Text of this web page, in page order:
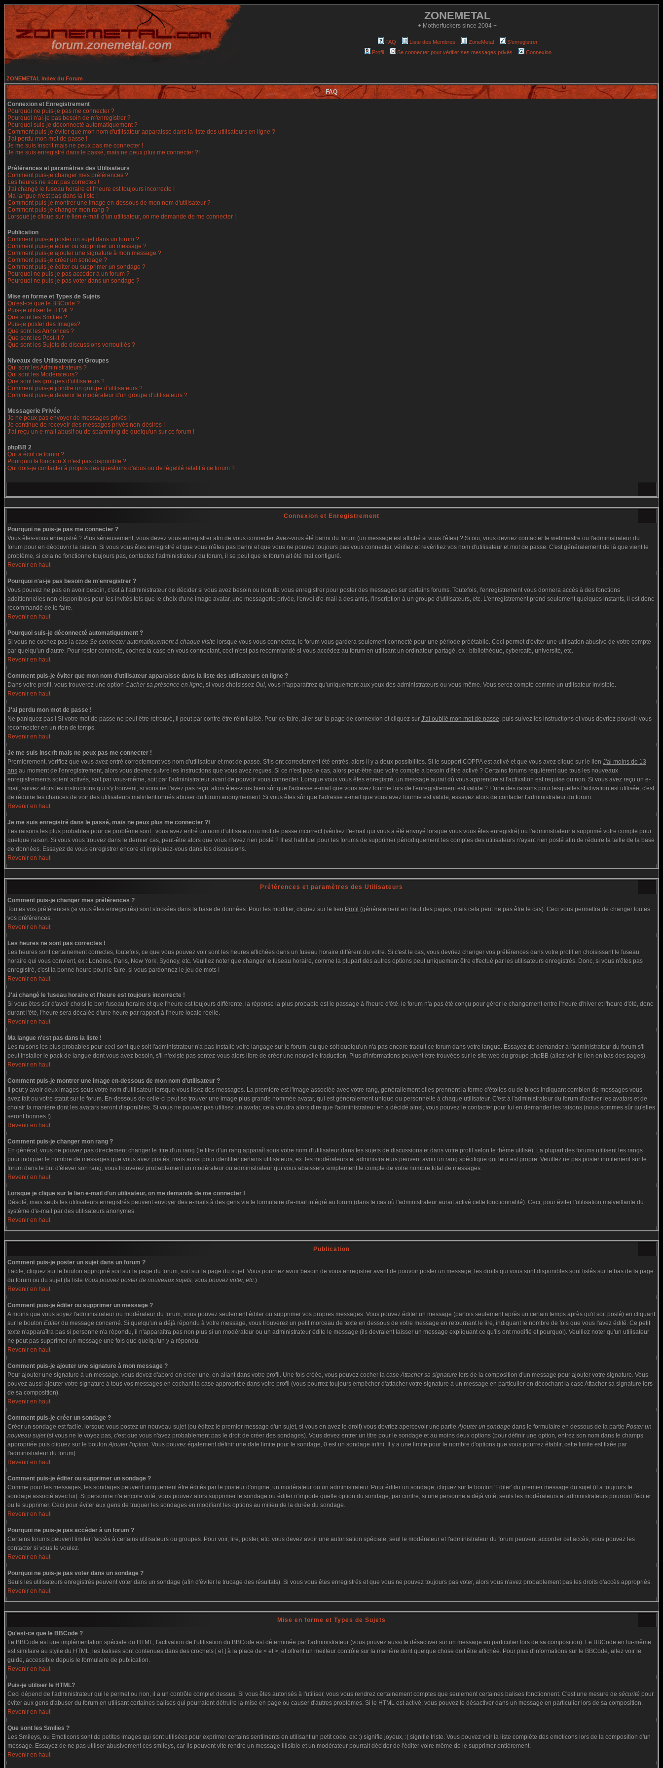
ZONEMETAL
+ Motherfuckers since 2004 +
FAQ Liste des Membres ZoneMetal
S'enregistrer
Profil
Se connecter pour vérifier ses messages privés Connexion
ZONEMETAL Index du Forum
FAQ
Connexion et Enregistrement
Pourquoi ne puis-je pas me connecter ?
Pourquoi n'ai-je pas besoin de m'enregistrer ?
Pourquoi suis-je déconnecté automatiquement ?
Comment puis-je éviter que mon nom d'utilisateur apparaisse dans la liste des utilisateurs en ligne ?
J'ai perdu mon mot de passe !
Je me suis inscrit mais ne peux pas me connecter !
Je me suis enregistré dans le passé, mais ne peux plus me connecter ?!
Préférences et paramètres des Utilisateurs
Comment puis-je changer mes préférences ?
Les heures ne sont pas correctes !
J'ai changé le fuseau horaire et l'heure est toujours incorrecte !
Ma langue n'est pas dans la liste !
Comment puis-je montrer une image en-dessous de mon nom d'utilisateur ?
Comment puis-je changer mon rang ?
Lorsque je clique sur le lien e-mail d'un utilisateur, on me demande de me connecter !
Publication
Comment puis-je poster un sujet dans un forum ?
Comment puis-je éditer ou supprimer un message ?
Comment puis-je ajouter une signature à mon message ?
Comment puis-je créer un sondage ?
Comment puis-je éditer ou supprimer un sondage ?
Pourquoi ne puis-je pas accéder à un forum ?
Pourquoi ne puis-je pas voter dans un sondage ?
Mise en forme et Types de Sujets
Qu'est-ce que le BBCode ?
Puis-je utiliser le HTML?
Que sont les Smilies ?
Puis-je poster des Images?
Que sont les Annonces ?
Que sont les Post-it ?
Que sont les Sujets de discussions verrouillés ?
Niveaux des Utilisateurs et Groupes
Qui sont les Administrateurs ?
Qui sont les Modérateurs?
Que sont les groupes d'utilisateurs ?
Comment puis-je joindre un groupe d'utilisateurs ?
Comment puis-je devenir le modérateur d'un groupe d'utilisateurs ?
Messagerie Privée
Je ne peux pas envoyer de messages privés !
Je continue de recevoir des messages privés non-désirés !
J'ai reçu un e-mail abusif ou de spamming de quelqu'un sur ce forum !
phpBB 2
Qui a écrit ce forum ?
Pourquoi la fonction X n'est pas disponible ?
Qui dois-je contacter à propos des questions d'abus ou de légalité relatif à ce forum ?
Connexion et Enregistrement
Pourquoi ne puis-je pas me connecter ?
Vous êtes-vous enregistré ? Plus sérieusement, vous devez vous enregistrer afin de vous connecter. Avez-vous été banni du forum (un message est affiché si vous l'êtes) ? Si oui, vous devriez contacter le webmestre ou l'administrateur du
forum pour en découvrir la raison. Si vous vous êtes enregistré et que vous n'êtes pas banni et que vous ne pouvez toujours pas vous connecter, vérifiez et revérifiez vos nom d'utilisateur et mot de passe. C'est généralement de là que vient le
problème, si cela ne fonctionne toujours pas, contactez l'administrateur du forum, il se peut que le forum ait été mal configuré.
Revenir en haut
Pourquoi n'ai-je pas besoin de m'enregistrer ?
Vous pouvez ne pas en avoir besoin, c'est à l'administrateur de décider si vous avez besoin ou non de vous enregistrer pour poster des messages sur certains forums. Toutefois, l'enregistrement vous donnera accès à des fonctions
additionnelles non-disponibles pour les invités tels que le choix d'une image avatar, une messagerie privée, l'envoi d'e-mail à des amis, l'inscription à un groupe d'utilisateurs, etc. L'enregistrement prend seulement quelques instants, il est donc
recommandé de le faire.
Revenir en haut
Pourquoi suis-je déconnecté automatiquement ?
Si vous ne cochez pas la case Se connecter automatiquement à chaque visite lorsque vous vous connectez, le forum vous gardera seulement connecté pour une période préétablie. Ceci permet d'éviter une utilisation abusive de votre compte
par quelqu'un d'autre. Pour rester connecté, cochez la case en vous connectant, ceci n'est pas recommandé si vous accédez au forum en utilisant un ordinateur partagé, ex : bibliothèque, cybercafé, université, etc.
Revenir en haut
Comment puis-je éviter que mon nom d'utilisateur apparaisse dans la liste des utilisateurs en ligne ?
Dans votre profil, vous trouverez une option Cacher sa présence en ligne, si vous choisissez Oui, vous n'apparaîtrez qu'uniquement aux yeux des administrateurs ou vous-même. Vous serez compté comme un utilisateur invisible.
Revenir en haut
J'ai perdu mon mot de passe !
Ne paniquez pas ! Si votre mot de passe ne peut être retrouvé, il peut par contre être réinitialisé. Pour ce faire, aller sur la page de connexion et cliquez sur J'ai oublié mon mot de passe, puis suivez les instructions et vous devriez pouvoir vous
reconnecter en un rien de temps.
Revenir en haut
Je me suis inscrit mais ne peux pas me connecter !
Premièrement, vérifiez que vous avez entré correctement vos nom d'utilisateur et mot de passe. S'ils ont correctement été entrés, alors il y a deux possibilités. Si le support COPPA est activé et que vous avez cliqué sur le lien J'ai moins de 13
ans au moment de l'enregistrement, alors vous devrez suivre les instructions que vous avez reçues. Si ce n'est pas le cas, alors peut-être que votre compte a besoin d'être activé ? Certains forums requièrent que tous les nouveaux
enregistrements soient activés, soit par vous-même, soit par l'administrateur avant de pouvoir vous connecter. Lorsque vous vous êtes enregistré, un message aurait dû vous apprendre si l'activation est requise ou non. Si vous avez reçu un e-
mail, suivez alors les instructions qui s'y trouvent, si vous ne l'avez pas reçu, alors êtes-vous bien sûr que l'adresse e-mail que vous avez fournie lors de l'enregistrement est valide ? L'une des raisons pour lesquelles l'activation est utilisée, c'est
de réduire les chances de voir des utilisateurs malintentionnés abuser du forum anonymement. Si vous êtes sûr que l'adresse e-mail que vous avez fournie est valide, essayez alors de contacter l'administrateur du forum.
Revenir en haut
Je me suis enregistré dans le passé, mais ne peux plus me connecter ?!
Les raisons les plus probables pour ce problème sont : vous avez entré un nom d'utilisateur ou mot de passe incorrect (vérifiez l'e-mail qui vous a été envoyé lorsque vous vous êtes enregistré) ou l'administrateur a supprimé votre compte pour
quelque raison. Si vous vous trouvez dans le dernier cas, peut-être alors que vous n'avez rien posté ? Il est habituel pour les forums de supprimer périodiquement les comptes des utilisateurs n'ayant rien posté afin de réduire la taille de la base
de données. Essayez de vous enregistrer encore et impliquez-vous dans les discussions.
Revenir en haut
Préférences et paramètres des Utilisateurs
Comment puis-je changer mes préférences ?
Toutes vos préférences (si vous êtes enregistrés) sont stockées dans la base de données. Pour les modifier, cliquez sur le lien Profil (généralement en haut des pages, mais cela peut ne pas être le cas). Ceci vous permettra de changer toutes
vos préférences.
Revenir en haut
Les heures ne sont pas correctes !
Les heures sont certainement correctes, toutefois, ce que vous pouvez voir sont les heures affichées dans un fuseau horaire différent du votre. Si c'est le cas, vous devriez changer vos préférences dans votre profil en choisissant le fuseau
horaire qui vous convient, ex : Londres, Paris, New York, Sydney, etc. Veuillez noter que changer le fuseau horaire, comme la plupart des autres options peut uniquement être effectué par les utilisateurs enregistrés. Donc, si vous n'êtes pas
enregistré, c'est la bonne heure pour le faire, si vous pardonnez le jeu de mots !
Revenir en haut
J'ai changé le fuseau horaire et l'heure est toujours incorrecte !
Si vous êtes sûr d'avoir choisi le bon fuseau horaire et que l'heure est toujours différente, la réponse la plus probable est le passage à l'heure d'été. le forum n'a pas été conçu pour gérer le changement entre l'heure d'hiver et l'heure d'été, donc
durant l'été, l'heure sera décalée d'une heure par rapport à l'heure locale réelle.
Revenir en haut
Ma langue n'est pas dans la liste !
Les raisons les plus probables pour ceci sont que soit l'administrateur n'a pas installé votre langage sur le forum, ou que soit quelqu'un n'a pas encore traduit ce forum dans votre langue. Essayez de demander à l'administrateur du forum s'il
peut installer le pack de langue dont vous avez besoin, s'il n'existe pas sentez-vous alors libre de créer une nouvelle traduction. Plus d'informations peuvent être trouvées sur le site web du groupe phpBB (allez voir le lien en bas des pages).
Revenir en haut
Comment puis-je montrer une image en-dessous de mon nom d'utilisateur ?
Il peut y avoir deux images sous votre nom d'utilisateur lorsque vous lisez des messages. La première est l'image associée avec votre rang, générallement elles prennent la forme d'étoiles ou de blocs indiquant combien de messages vous
avez fait ou votre statut sur le forum. En-dessous de celle-ci peut se trouver une image plus grande nommée avatar, qui est généralement unique ou personnelle à chaque utilisateur. C'est à l'administrateur du forum d'activer les avatars et de
choisir la manière dont les avatars seront disponibles. Si vous ne pouvez pas utilisez un avatar, cela voudra alors dire que l'administrateur en a décidé ainsi, vous pouvez le contacter pour lui en demander les raisons (nous sommes sûr qu'elles
seront bonnes !).
Revenir en haut
Comment puis-je changer mon rang ?
En général, vous ne pouvez pas directement changer le titre d'un rang (le titre d'un rang apparaît sous votre nom d'utilisateur dans les sujets de discussions et dans votre profil selon le thème utilisé). La plupart des forums utilisent les rangs
pour indiquer le nombre de messages que vous avez postés, mais aussi pour identifier certains utilisateurs, ex: les modérateurs et administrateurs peuvent avoir un rang spécifique qui leur est propre. Veuillez ne pas poster inutilement sur le
forum dans le but d'élever son rang, vous trouverez probablement un modérateur ou administrateur qui vous abaissera simplement le compte de votre nombre total de messages.
Revenir en haut
Lorsque je clique sur le lien e-mail d'un utilisateur, on me demande de me connecter !
Désolé, mais seuls les utilisateurs enregistrés peuvent envoyer des e-mails à des gens via le formulaire d'e-mail intégré au forum (dans le cas où l'administrateur aurait activé cette fonctionnalité). Ceci, pour éviter l'utilisation malveillante du
système d'e-mail par des utilisateurs anonymes.
Revenir en haut
Publication
Comment puis-je poster un sujet dans un forum ?
Facile, cliquez sur le bouton approprié soit sur la page du forum, soit sur la page du sujet. Vous pourriez avoir besoin de vous enregistrer avant de pouvoir poster un message, les droits qui vous sont disponibles sont listés sur le bas de la page
du forum ou du sujet (la liste Vous pouvez poster de nouveaux sujets, vous pouvez voter, etc.)
Revenir en haut
Comment puis-je éditer ou supprimer un message ?
A moins que vous soyez l'administrateur ou modérateur du forum, vous pouvez seulement éditer ou supprimer vos propres messages. Vous pouvez éditer un message (parfois seulement après un certain temps après qu'il soit posté) en cliquant
sur le bouton Editerdu message concerné. Si quelqu'un a déjà répondu à votre message, vous trouverez un petit morceau de texte en dessous de votre message en retournant le lire, indiquant le nombre de fois que vous l'avez édité. Ce petit
texte n'apparaîtra pas si personne n'a répondu, il n'apparaîtra pas non plus si un modérateur ou un administrateur édite le message (ils devraient laisser un message expliquant ce qu'ils ont modifié et pourquoi). Veuillez noter qu'un utilisateur
ne peut pas supprimer un message une fois que quelqu'un y a répondu.
Revenir en haut
Comment puis-je ajouter une signature à mon message ?
Pour ajouter une signature à un message, vous devez d'abord en créer une, en allant dans votre profil. Une fois créée, vous pouvez cocher la caseAttacher sa signature lors de la composition d'un message pour ajouter votre signature. Vous
pouvez aussi ajouter votre signature à tous vos messages en cochant la case appropriée dans votre profil (vous pourrez toujours empêcher d'attacher votre signature à un message en particulier en décochant la case Attacher sa signature lors
de sa composition).
Revenir en haut
Comment puis-je créer un sondage ?
Créer un sondage est facile, lorsque vous postez un nouveau sujet (ou éditez le premier message d'un sujet, si vous en avez le droit) vous devriez apercevoir une partieAjouter un sondage dans le formulaire en dessous de la partie Poster un
nouveau sujet(si vous ne le voyez pas, c'est que vous n'avez probablement pas le droit de créer des sondages). Vous devez entrer un titre pour le sondage et au moins deux options (pour définir une option, entrez son nom dans le champs
appropriée puis cliquez sur le boutonAjouter l'option. Vous pouvez également définir une date limite pour le sondage, 0 est un sondage infini. Il y a une limite pour le nombre d'options que vous pourrez établir, cette limite est fixée par
l'administrateur du forum).
Revenir en haut
Comment puis-je éditer ou supprimer un sondage ?
Comme pour les messages, les sondages peuvent uniquement être édités par le posteur d'origine, un modérateur ou un administrateur. Pour éditer un sondage, cliquez sur le bouton 'Editer' du premier message du sujet (il a toujours le
sondage associé avec lui). Si personne n'a encore voté, vous pouvez alors supprimer le sondage ou éditer n'importe quelle option du sondage, par contre, si une personne a déjà voté, seuls les modérateurs et administrateurs pourront l'éditer
ou le supprimer. Ceci pour éviter aux gens de truquer les sondages en modifiant les options au milieu de la durée du sondage.
Revenir en haut
Pourquoi ne puis-je pas accéder à un forum ?
Certains forums peuvent limiter l'accès à certains utilisateurs ou groupes. Pour voir, lire, poster, etc. vous devez avoir une autorisation spéciale, seul le modérateur et l'administrateur du forum peuvent accorder cet accès, vous pouvez les
contacter si vous le voulez.
Revenir en haut
Pourquoi ne puis-je pas voter dans un sondage ?
Seuls les utilisateurs enregistrés peuvent voter dans un sondage (afin d'éviter le trucage des résultats). Si vous vous êtes enregistrés et que vous ne pouvez toujours pas voter, alors vous n'avez probablement pas les droits d'accès appropriés.
Revenir en haut
Mise en forme et Types de Sujets
Qu'est-ce que le BBCode ?
Le BBCode est une implémentation spéciale du HTML, l'activation de l'utilisation du BBCode est déterminée par l'administrateur (vous pouvez aussi le désactiver sur un message en particulier lors de sa composition). Le BBCode en lui-même
est similaire au styile du HTML, les balises sont contenues dans des crochets [ et ] à la place de < et >, et offrent un meilleur contrôle sur la manière dont quelque chose doit être affichée. Pour plus d'informations sur le BBCode, allez voir le
guide, accessible depuis le formulaire de publication.
Revenir en haut
Puis-je utiliser le HTML?
Ceci dépend de l'administrateur qui le permet ou non, il a un contrôle complet dessus. Si vous êtes autorisés à l'utiliser, vous vous rendrez certainement comptes que seulement certaines balises fonctionnent. C'est une mesure de sécurité pour
éviter aux gens d'abuser du forum en utilisant certaines balises qui pourraient détruire la mise en page ou causer d'autres problèmes. Si le HTML est activé, vous pouvez le désactiver dans un message en particulier lors de sa composition.
Revenir en haut
Que sont les Smilies ?
Les Smileys, ou Emoticons sont de petites images qui sont utilisées pour exprimer certains sentiments en utilisant un petit code, ex: :) signifie joyeux, :( signifie triste. Vous pouvez voir la liste complète des emoticons lors de la composition d'un
message. Essayez de ne pas utiliser abusivement ces smileys, car ils peuvent vite rendre un message illisible et un modérateur pourrait décider de l'éditer voire même de le supprimer entièrement.
Revenir en haut